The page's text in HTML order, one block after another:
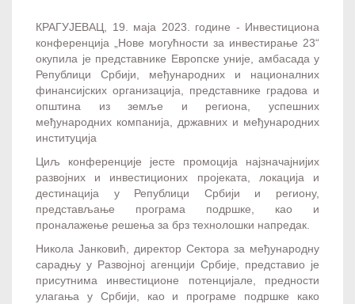
КРАГУЈЕВАЦ, 19. маја 2023. године - Инвестициона
конференција „Нове могућности за инвестирање 23“
окупила је представнике Европске уније, амбасада у
Републици Србији, међународних и националних
финансијских организација, представнике градова и
општина из земље и региона, успешних
међународних компанија, државних и међународних
институција
Циљ конференције јесте промоција најзначајнијих
развојних и инвестиционих пројеката, локација и
дестинација у Републици Србији и региону,
представљање програма подршке, као и
проналажење решења за брз технолошки напредак.
Никола Јанковић, директор Сектора за међународну
сарадњу у Развојној агенцији Србије, представио је
присутнима инвестиционе потенцијале, предности
улагања у Србији, као и програме подршке како